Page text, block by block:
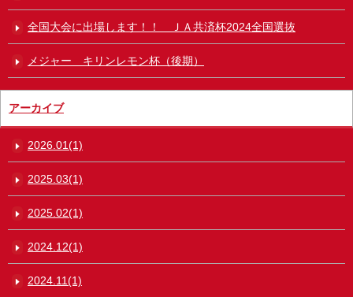
全国大会に出場します！！ ＪＡ共済杯2024全国選抜
メジャー キリンレモン杯（後期）
アーカイブ
2026.01(1)
2025.03(1)
2025.02(1)
2024.12(1)
2024.11(1)